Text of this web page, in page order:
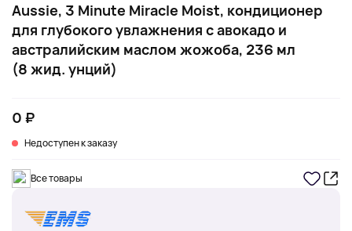
Aussie, 3 Minute Miracle Moist, кондиционер
для глубокого увлажнения с авокадо и
австралийским маслом жожоба, 236 мл
(8 жид. унций)
0 ₽
Недоступен к заказу
Все товары